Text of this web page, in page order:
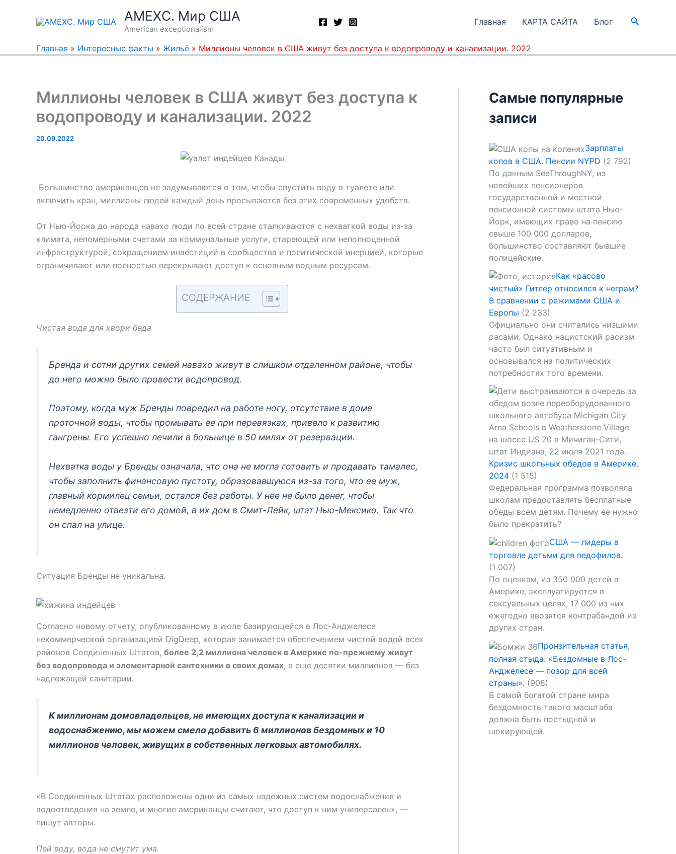
AMEXC. Мир США
American exceptionalism
Главная КАРТА САЙТА Блог Поиск
Главная » Интересные факты » Жильё » Миллионы человек в США живут без доступа к водопроводу и канализации. 2022
Миллионы человек в США живут без доступа к
водопроводу и канализации. 2022
20.09.2022
Большинство американцев не задумываются о том, чтобы спустить воду в туалете или
включить кран, миллионы людей каждый день просыпаются без этих современных удобств.
От Нью-Йорка до народа навахо люди по всей стране сталкиваются с нехваткой воды из-за
климата, непомерными счетами за коммунальные услуги, стареющей или неполноценной
инфраструктурой, сокращением инвестиций в сообщества и политической инерцией, которые
ограничивают или полностью перекрывают доступ к основным водным ресурсам.
СОДЕРЖАНИЕ
Чистая вода для хвори беда
Бренда и сотни других семей навахо живут в слишком отдаленном районе, чтобы
до него можно было провести водопровод.
Поэтому, когда муж Бренды повредил на работе ногу, отсутствие в доме
проточной воды, чтобы промывать ее при перевязках, привело к развитию
гангрены. Его успешно лечили в больнице в 50 милях от резервации.
Нехватка воды у Бренды означала, что она не могла готовить и продавать тамалес,
чтобы заполнить финансовую пустоту, образовавшуюся из-за того, что ее муж,
главный кормилец семьи, остался без работы. У нее не было денег, чтобы
немедленно отвезти его домой, в их дом в Смит-Лейк, штат Нью-Мексико. Так что
он спал на улице.
Ситуация Бренды не уникальна.
Согласно новому отчету, опубликованному в июле базирующейся в Лос-Анджелесе
некоммерческой организацией DigDeep, которая занимается обеспечением чистой водой всех
районов Соединенных Штатов, более 2,2 миллиона человек в Америке по-прежнему живут
без водопровода и элементарной сантехники в своих домах, а еще десятки миллионов — без
надлежащей санитарии.
К миллионам домовладельцев, не имеющих доступа к канализации и
водоснабжению, мы можем смело добавить 6 миллионов бездомных и 10
миллионов человек, живущих в собственных легковых автомобилях.
«В Соединенных Штатах расположены одни из самых надежных систем водоснабжения и
водоотведения на земле, и многие американцы считают, что доступ к ним универсален», —
пишут авторы.
Пей воду, вода не смутит ума.
Самые популярные
записи
Зарплаты
копов в США. Пенсии NYPD (2 792)
По данным SeeThroughNY, из
новейших пенсионеров
государственной и местной
пенсионной системы штата Нью-
Йорк, имеющих право на пенсию
свыше 100 000 долларов,
большинство составляют бывшие
полицейские.
Как «расово
чистый» Гитлер относился к неграм?
В сравнении с режимами США и
Европы (2 233)
Официально они считались низшими
расами. Однако нацистский расизм
часто был ситуативным и
основывался на политических
потребностях того времени.
Кризис школьных обедов в Америке.
2024 (1 515)
Федеральная программа позволяла
школам предоставлять бесплатные
обеды всем детям. Почему ее нужно
было прекратить?
США — лидеры в
торговле детьми для педофилов.
(1 007)
По оценкам, из 350 000 детей в
Америке, эксплуатируется в
сексуальных целях, 17 000 из них
ежегодно ввозятся контрабандой из
других стран.
Пронзительная статья,
полная стыда: «Бездомные в Лос-
Анджелесе — позор для всей
страны». (908)
В самой богатой стране мира
бездомность такого масштаба
должна быть постыдной и
шокирующей.